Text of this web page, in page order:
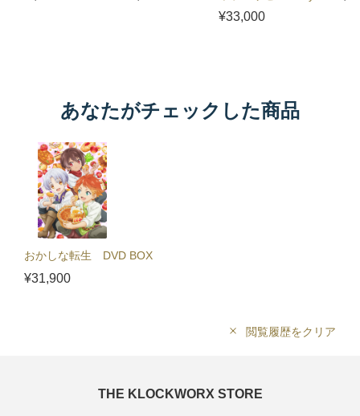
BOX
¥33,000
あなたがチェックした商品
おかしな転生 DVD BOX
¥31,900
閲覧履歴をクリア
THE KLOCKWORX STORE